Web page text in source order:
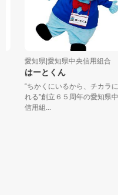
愛知県|愛知県中央信用組合
はーとくん
“ちかくにいるから、チカラに
れる”創立６５周年の愛知県中
信用組...